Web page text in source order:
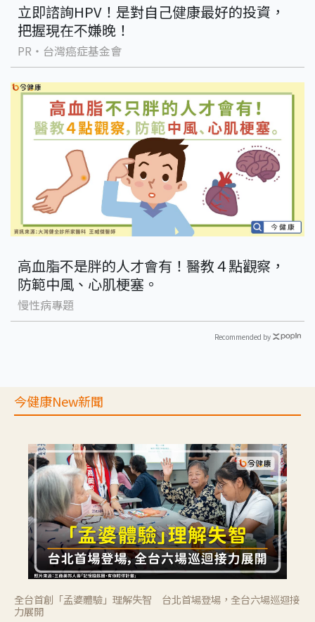
立即諮詢HPV！是對自己健康最好的投資，
把握現在不嫌晚！
PR・台灣癌症基金會
高血脂不是胖的人才會有！醫教４點觀察，
防範中風、心肌梗塞。
慢性病專題
Recommended by
今健康New新聞
全台首創「孟婆體驗」理解失智 台北首場登場，全台六場巡迴接
力展開